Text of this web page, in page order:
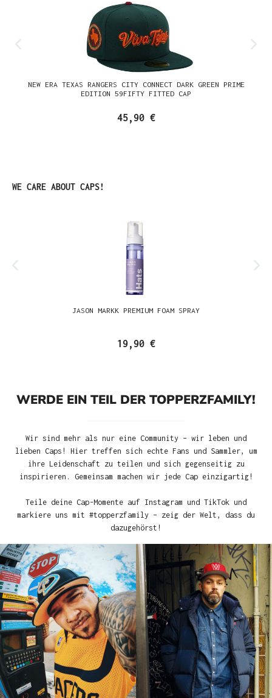
NEW ERA TEXAS RANGERS CITY CONNECT DARK GREEN PRIME
EDITION 59FIFTY FITTED CAP
45,90 €
Produktgalerie überspringen
WE CARE ABOUT CAPS!
JASON MARKK PREMIUM FOAM SPRAY
19,90 €
WERDE EIN TEIL DER TOPPERZFAMILY!
Wir sind mehr als nur eine Community – wir leben und
lieben Caps! Hier treffen sich echte Fans und Sammler, um
ihre Leidenschaft zu teilen und sich gegenseitig zu
inspirieren. Gemeinsam machen wir jede Cap einzigartig!
Teile deine Cap-Momente auf Instagram und TikTok und
markiere uns mit #topperzfamily – zeig der Welt, dass du
dazugehörst!